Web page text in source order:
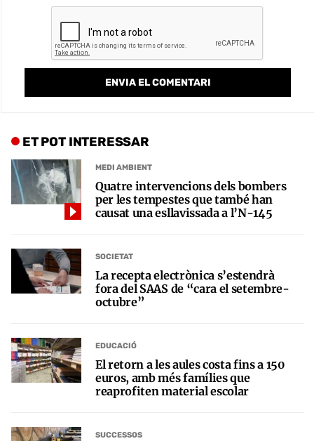
ET POT INTERESSAR
MEDI AMBIENT
Quatre intervencions dels bombers
per les tempestes que també han
causat una esllavissada a l’N-145
SOCIETAT
La recepta electrònica s’estendrà
fora del SAAS de “cara el setembre-
octubre”
EDUCACIÓ
El retorn a les aules costa fins a 150
euros, amb més famílies que
reaprofiten material escolar
SUCCESSOS